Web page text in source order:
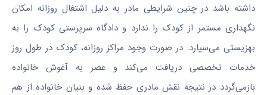
داشته باشد در چنین شرایطی مادر به دلیل اشتغال روزانه امکان
نگهداری مستمر از کودک را ندارد و دادگاه سرپرستی کودک را به
بهزیستی می‌سپارد. در صورت وجود مراکز روزانه، کودک در طول روز
خدمات تخصصی دریافت می‌کند و عصر به آغوش خانواده
بازمی‌گردد در نتیجه نقش مادری حفظ شده و بنیان خانواده از هم